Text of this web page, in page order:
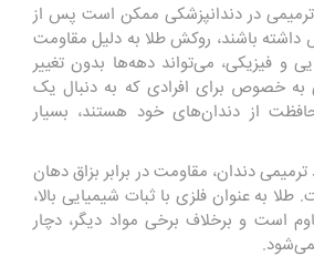
ترمیمی در دندانپزشکی ممکن است پس از
داشته باشند، روکش طلا به دلیل مقاومت
و فیزیکی، می‌تواند دهه‌ها بدون تغییر
به خصوص برای افرادی که به دنبال یک
از دندان‌های خود هستند، بسیار
دندان، مقاومت در برابر بزاق دهان
به عنوان فلزی با ثبات شیمیایی بالا،
است و برخلاف برخی مواد دیگر، دچار